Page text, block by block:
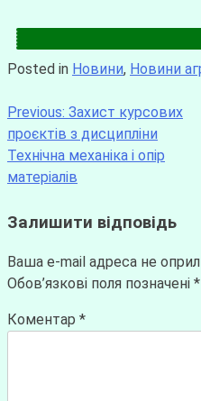
Posted in Новини, Новини
Previous: Захист курсових
проєктів з дисципліни
Технічна механіка і опір
матеріалів
Залишити відповідь
Ваша e-mail адреса не
Обов’язкові поля позначені *
Коментар *